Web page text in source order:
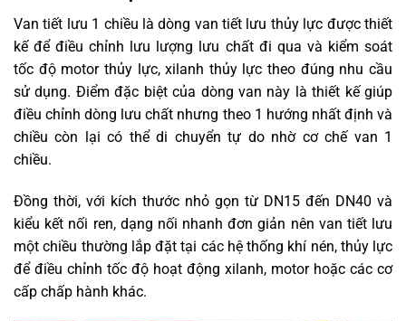
Van tiết lưu 1 chiều là dòng van tiết lưu thủy lực được thiết
kế để điều chỉnh lưu lượng lưu chất đi qua và kiểm soát
tốc độ motor thủy lực, xilanh thủy lực theo đúng nhu cầu
sử dụng. Điểm đặc biệt của dòng van này là thiết kế giúp
điều chỉnh dòng lưu chất nhưng theo 1 hướng nhất định và
chiều còn lại có thể di chuyển tự do nhờ cơ chế van 1
chiều.
Đồng thời, với kích thước nhỏ gọn từ DN15 đến DN40 và
kiểu kết nối ren, dạng nối nhanh đơn giản nên van tiết lưu
một chiều thường lắp đặt tại các hệ thống khí nén, thủy lực
để điều chỉnh tốc độ hoạt động xilanh, motor hoặc các cơ
cấp chấp hành khác.